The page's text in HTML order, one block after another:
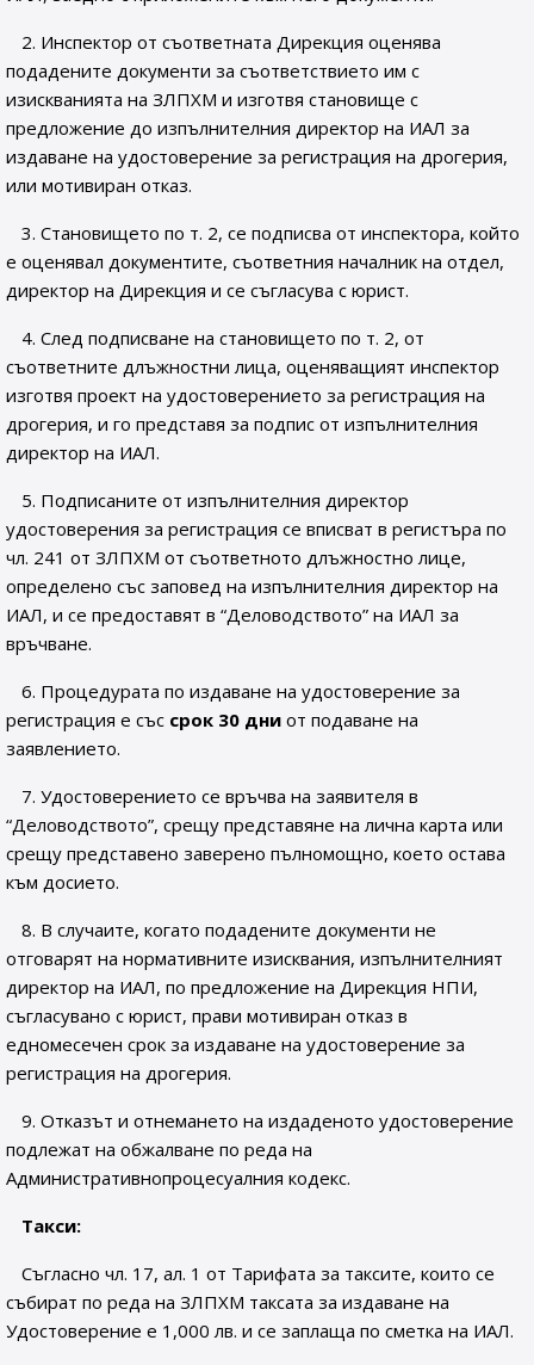
2. Инспектор от съответната Дирекция оценява
подадените документи за съответствието им с
изискванията на ЗЛПХМ и изготвя становище с
предложение до изпълнителния директор на ИАЛ за
издаване на удостоверение за регистрация на дрогерия,
или мотивиран отказ.
3. Становището по т. 2, се подписва от инспектора, който
е оценявал документите, съответния началник на отдел,
директор на Дирекция и се съгласува с юрист.
4. След подписване на становището по т. 2, от
съответните длъжностни лица, оценяващият инспектор
изготвя проект на удостоверението за регистрация на
дрогерия, и го представя за подпис от изпълнителния
директор на ИАЛ.
5. Подписаните от изпълнителния директор
удостоверения за регистрация се вписват в регистъра по
чл. 241 от ЗЛПХМ от съответното длъжностно лице,
определено със заповед на изпълнителния директор на
ИАЛ, и се предоставят в “Деловодството” на ИАЛ за
връчване.
6. Процедурата по издаване на удостоверение за
регистрация е със срок 30 дни от подаване на
заявлението.
7. Удостоверението се връчва на заявителя в
“Деловодството”, срещу представяне на лична карта или
срещу представено заверено пълномощно, което остава
към досието.
8. В случаите, когато подадените документи не
отговарят на нормативните изисквания, изпълнителният
директор на ИАЛ, по предложение на Дирекция НПИ,
съгласувано с юрист, прави мотивиран отказ в
едномесечен срок за издаване на удостоверение за
регистрация на дрогерия.
9. Отказът и отнемането на издаденото удостоверение
подлежат на обжалване по реда на
Административнопроцесуалния кодекс.
Такси:
Съгласно чл. 17, ал. 1 от Тарифата за таксите, които се
събират по реда на ЗЛПХМ таксата за издаване на
Удостоверение е 1,000 лв. и се заплаща по сметка на ИАЛ.